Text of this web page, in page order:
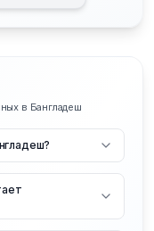
в Бангладеш